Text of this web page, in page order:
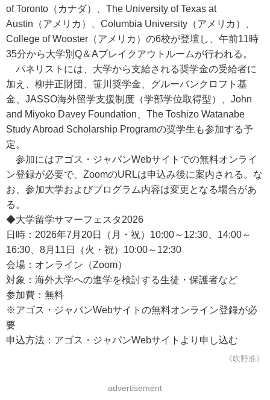
of Toronto（カナダ）、The University of Texas at
Austin（アメリカ）、Columbia University（アメリカ）、
College of Wooster（アメリカ）の6校が登壇し、午前11時
35分から大学別Q＆Aブレイクアウトルームが行われる。
パネリストには、大学から支給される奨学金の受給者に
加え、柳井正財団、笹川奨学金、グルーバンクロフト基
金、JASSO海外留学支援制度（学部学位取得型）、John
and Miyoko Davey Foundation、The Toshizo Watanabe
Study Abroad Scholarship Programの奨学生も参加する予
定。
参加にはアゴス・ジャパンWebサイトでの無料オンライ
ン登録が必要で、ZoomのURLは申込み後に案内される。な
お、参加大学およびプログラム内容は変更となる場合があ
る。
◆大学留学サマーフェスタ2026
日時：2026年7月20日（月・祝）10:00～12:30、14:00～
16:30、8月11日（火・祝）10:00～12:30
会場：オンライン（Zoom）
対象：海外大学への進学を検討する生徒・保護者など
参加費：無料
※アゴス・ジャパンWebサイトの無料オンライン登録が必
要
申込方法：アゴス・ジャパンWebサイトより申し込む
《吹野准》
advertisement